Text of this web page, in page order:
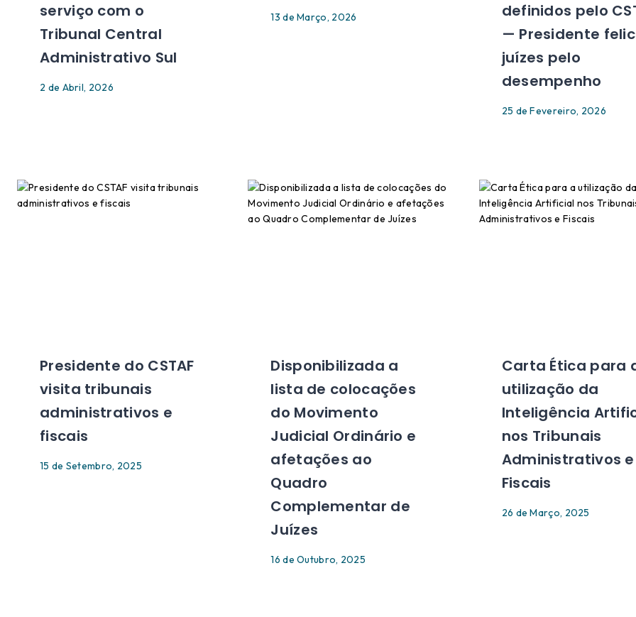
serviço com o
Tribunal Central
Administrativo Sul
2 de Abril, 2026
13 de Março, 2026
definidos pelo
— Presidente
juízes pelo
desempenho
25 de Fevereiro, 2026
Presidente do CSTAF
visita tribunais
administrativos e
fiscais
15 de Setembro, 2025
Disponibilizada a
lista de colocações
do Movimento
Judicial Ordinário e
afetações ao
Quadro
Complementar de
Juízes
16 de Outubro, 2025
Carta Ética para
utilização da
Inteligência
nos Tribunais
Administrativos e
Fiscais
26 de Março, 2025